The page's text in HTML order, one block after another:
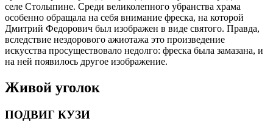
селе Столыпине. Среди великолепного убранства храма
особенно обращала на себя внимание фреска, на которой
Дмитрий Федорович был изображен в виде святого. Правда,
вследствие нездорового ажиотажа это произведение
искусства просуществовало недолго: фреска была замазана, и
на ней появилось другое изображение.
Живой уголок
ПОДВИГ КУЗИ